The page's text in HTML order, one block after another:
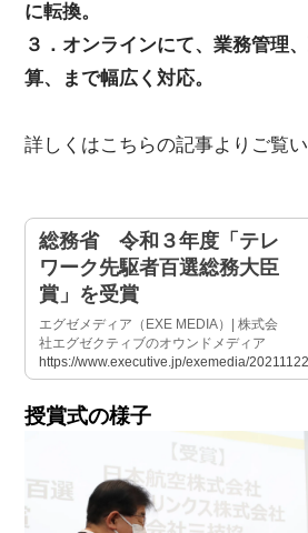
に転換。
３．オンラインにて、業務管理
算、まで幅広く対応。
詳しくはこちらの記事よりご覧
総務省 令和３年度「テレ
ワーク先駆者百選総務大臣
賞」を受賞
エグゼメディア（EXE MEDIA）| 株式会
社エグゼクティブのオウンドメディア
https://www.executive.jp/exemedia/
授賞式の様子